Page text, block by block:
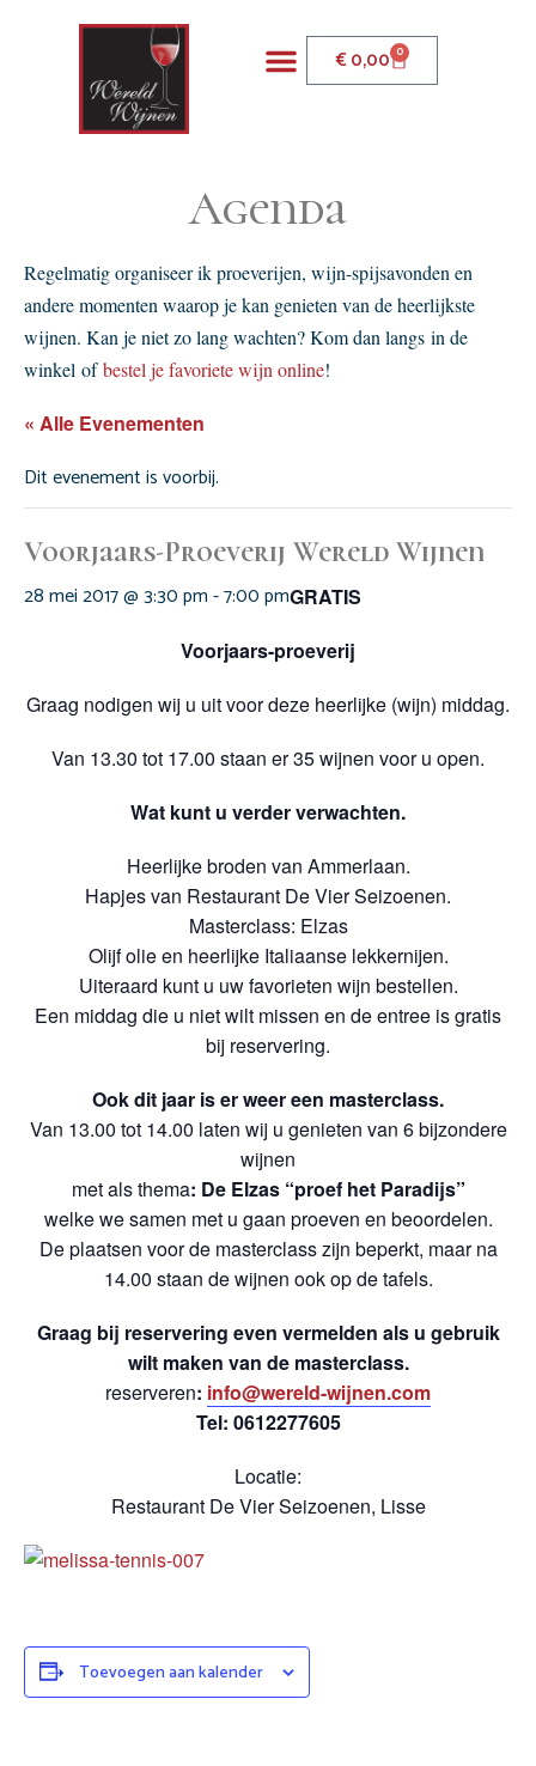
€0,00 0
Agenda
Regelmatig organiseer ik proeverijen, wijn-spijsavonden en
andere momenten waarop je kan genieten van de heerlijkste
wijnen. Kan je niet zo lang wachten? Kom dan langs in de
winkel ofbestel je favoriete wijn online!
« Alle Evenementen
Dit evenement is voorbij.
Voorjaars-Proeverij Wereld Wijnen
28 mei 2017 @ 3:30 pm-7:00 pmGRATIS
Voorjaars-proeverij
Graag nodigen wij u uit voor deze heerlijke (wijn) middag.
Van 13.30 tot 17.00 staan er 35 wijnen voor u open.
Wat kunt u verder verwachten.
Heerlijke broden van Ammerlaan.
Hapjes van Restaurant De Vier Seizoenen.
Masterclass: Elzas
Olijf olie en heerlijke Italiaanse lekkernijen.
Uiteraard kunt u uw favorieten wijn bestellen.
Een middag die u niet wilt missen en de entree is gratis
bij reservering.
Ook dit jaar is er weer een masterclass.
Van 13.00 tot 14.00 laten wij u genieten van 6 bijzondere
wijnen
met als thema: De Elzas “proef het Paradijs”
welke we samen met u gaan proeven en beoordelen.
De plaatsen voor de masterclass zijn beperkt, maar na
14.00 staan de wijnen ook op de tafels.
Graag bij reservering even vermelden als u gebruik
wilt maken van de masterclass.
reserveren: info@wereld-wijnen.com
Tel: 0612277605
Locatie:
Restaurant De Vier Seizoenen, Lisse
Toevoegen aan kalender